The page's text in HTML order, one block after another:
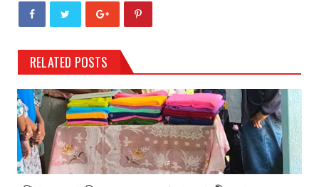
RELATED POSTS